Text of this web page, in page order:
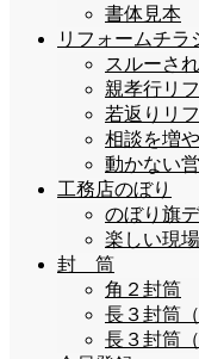
書体見本
リフォームチラ
スルーさ
親孝行リ
若返りリ
相談を増
動かない
工務店のぼり
のぼり旗
楽しい現
封 筒
角２封筒
長３封筒（
長３封筒（